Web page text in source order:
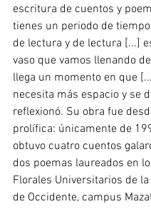
escritura de cuentos y
tienes un periodo de
de lectura y de lectura [...]
vaso que vamos llenando
llega un momento en que
necesita más espacio y se
reflexionó. Su obra fue
prolífica: únicamente de
obtuvo cuatro cuentos
dos poemas laureados en
Florales Universitarios de
de Occidente, campus